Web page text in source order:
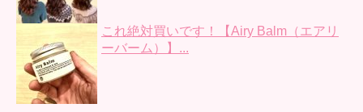
これ絶対買いです！【Airy Balm（エアリ
ーバーム）】...